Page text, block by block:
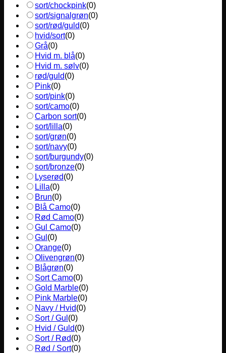
sort/chockpink(0)
sort/signalgrøn(0)
sort/rød/guld(0)
hvid/sort(0)
Grå(0)
Hvid m. blå(0)
Hvid m. sølv(0)
rød/guld(0)
Pink(0)
sort/pink(0)
sort/camo(0)
Carbon sort(0)
sort/lilla(0)
sort/grøn(0)
sort/navy(0)
sort/burgundy(0)
sort/bronze(0)
Lyserød(0)
Lilla(0)
Brun(0)
Blå Camo(0)
Rød Camo(0)
Gul Camo(0)
Gul (0)
Orange(0)
Olivengrøn(0)
Blågrøn(0)
Sort Camo(0)
Gold Marble(0)
Pink Marble(0)
Navy / Hvid(0)
Sort / Gul (0)
Hvid / Guld(0)
Sort / Rød(0)
Rød / Sort(0)